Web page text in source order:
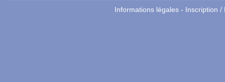
Informations légales- Inscription